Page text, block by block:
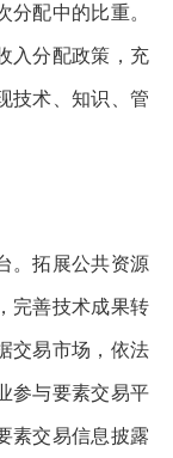
配中的比重。
入分配政策，充
技术、知识、管
拓展公共资源
完善技术成果转
交易市场，依法
参与要素交易平
素交易信息披露